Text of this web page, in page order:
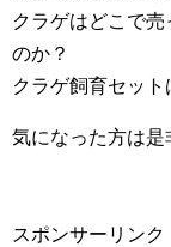
クラゲはどこで
のか？
クラゲ飼育セット
気になった方は是
スポンサーリンク